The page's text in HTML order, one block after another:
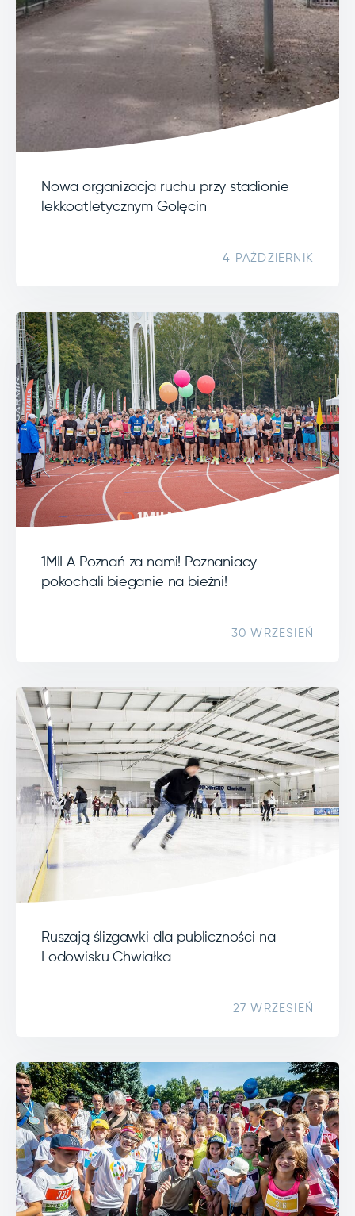
Nowa organizacja ruchu przy stadionie
lekkoatletycznym Golęcin
4 PAŹDZIERNIK
1MILA Poznań za nami! Poznaniacy
pokochali bieganie na bieżni!
30 WRZESIEŃ
Ruszają ślizgawki dla publiczności na
Lodowisku Chwiałka
27 WRZESIEŃ